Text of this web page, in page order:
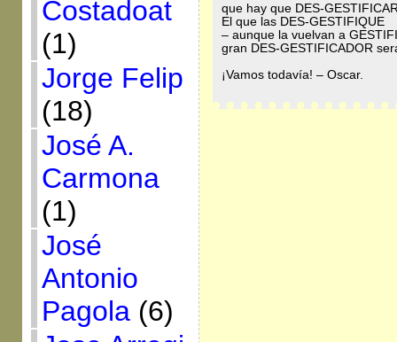
Costadoat
(1)
Jorge Felip
(18)
José A.
Carmona
(1)
José
Antonio
Pagola(6)
que hay que DES-
El que las DES-GESTIFIQUE
– aunque la vuelvan a
gran DES-GESTIFICADOR
¡Vamos todavía! – Oscar.